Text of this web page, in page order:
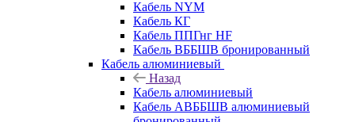
Кабель NYM
Кабель КГ
Кабель ППГнг HF
Кабель ВББШВ бронированный
Кабель алюминиевый
Назад
Кабель алюминиевый
Кабель АВББШВ алюминиевый